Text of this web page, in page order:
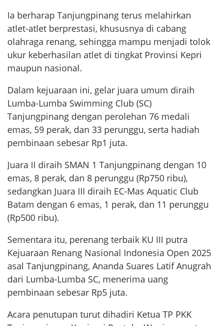
Ia berharap Tanjungpinang terus melahirkan
atlet-atlet berprestasi, khususnya di cabang
olahraga renang, sehingga mampu menjadi tolok
ukur keberhasilan atlet di tingkat Provinsi Kepri
maupun nasional.
Dalam kejuaraan ini, gelar juara umum diraih
Lumba-Lumba Swimming Club (SC)
Tanjungpinang dengan perolehan 76 medali
emas, 59 perak, dan 33 perunggu, serta hadiah
pembinaan sebesar Rp1 juta.
Juara II diraih SMAN 1 Tanjungpinang dengan 10
emas, 8 perak, dan 8 perunggu (Rp750 ribu),
sedangkan Juara III diraih EC-Mas Aquatic Club
Batam dengan 6 emas, 1 perak, dan 11 perunggu
(Rp500 ribu).
Sementara itu, perenang terbaik KU III putra
Kejuaraan Renang Nasional Indonesia Open 2025
asal Tanjungpinang, Ananda Suares Latif Anugrah
dari Lumba-Lumba SC, menerima uang
pembinaan sebesar Rp5 juta.
Acara penutupan turut dihadiri Ketua TP PKK